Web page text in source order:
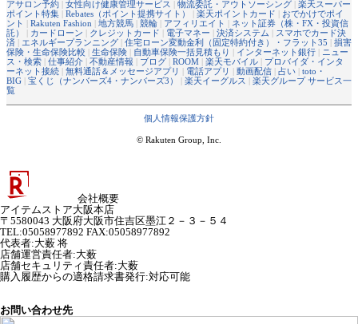
アサロン予約
女性向け健康管理サービス 物流委託・アウトソーシング
楽天スーパー
ポイント特集
Rebates（ポイント提携サイト） 楽天ポイントカード
おでかけでポイ
ント
Rakuten Fashion 地方競馬 競輪 アフィリエイト
ネット証券（株・FX・投資信
託）
カードローン クレジットカード 電子マネー 決済システム
スマホでカード決
済
エネルギープランニング 住宅ローン変動金利（固定特約付き）・フラット35
損害
保険・生命保険比較
生命保険 自動車保険一括見積もり インターネット銀行
ニュー
ス・検索
仕事紹介 不動産情報 ブログ ROOM 楽天モバイル
プロバイダ・インタ
ーネット接続
無料通話＆メッセージアプリ 電話アプリ 動画配信 占い
toto・
BIG
宝くじ（ナンバーズ4・ナンバーズ3） 楽天イーグルス
楽天グループ サービス一
覧
個人情報保護方針
© Rakuten Group, Inc.
会社概要
アイテムストア大阪本店
〒5580043 大阪府大阪市住吉区墨江２－３－５４
TEL:05058977892 FAX:05058977892
代表者:大薮 将
店舗運営責任者:大薮
店舗セキュリティ責任者:大薮
購入履歴からの適格請求書発行:対応可能
お問い合わせ先